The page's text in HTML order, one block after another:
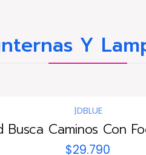
Y
|DBLUE
Busca Caminos Con
$29.790